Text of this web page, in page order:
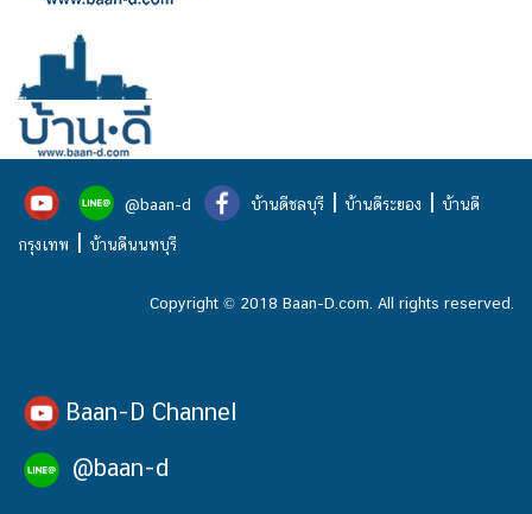
@baan-d บ้านดีชลบุรี | บ้านดีระยอง | บ้านดี
กรุงเทพ | บ้านดีนนทบุรี
Copyright © 2018 Baan-D.com. All rights reserved.
Baan-D Channel
@baan-d